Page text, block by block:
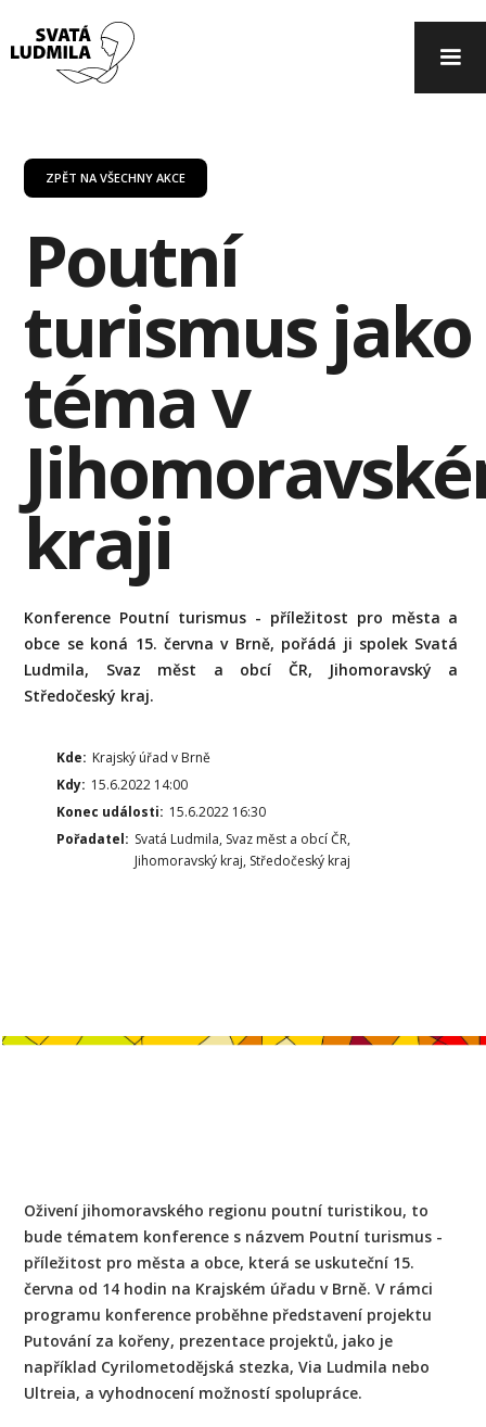
ZPĚT NA VŠECHNY AKCE
Poutní
turismus jako
téma v
kraji
Konference Poutní turismus - příležitost pro města a
obce se koná 15. června v Brně, pořádá ji spolek Svatá
Ludmila, Svaz měst a obcí ČR, Jihomoravský a
Středočeský kraj.
Kde: Krajský úřad v Brně
Kdy: 15.6.2022 14:00
Konec události: 15.6.2022 16:30
Pořadatel: Svatá Ludmila, Svaz měst a obcí ČR,
Jihomoravský kraj, Středočeský kraj
Oživení jihomoravského regionu poutní turistikou, to
bude tématem konference s názvem Poutní turismus -
příležitost pro města a obce, která se uskuteční 15.
června od 14 hodin na Krajském úřadu v Brně. V rámci
programu konference proběhne představení projektu
Putování za kořeny, prezentace projektů, jako je
například Cyrilometodějská stezka, Via Ludmila nebo
Ultreia, a vyhodnocení možností spolupráce.